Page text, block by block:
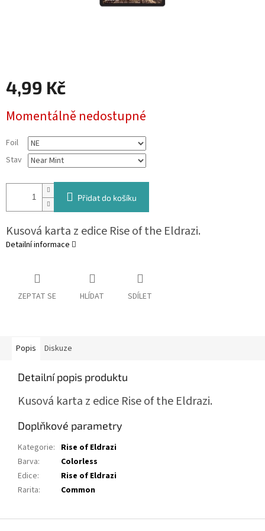
4,99 Kč
cena:
Momentálně nedostupné
Foil
Stav
Přidat do košíku
Kusová karta z edice Rise of the Eldrazi.
Detailní informace
ZEPTAT SE HLÍDAT SDÍLET
Popis Diskuze
Detailní popis produktu
Kusová karta z edice Rise of the Eldrazi.
Doplňkové parametry
Kategorie: Rise of Eldrazi
Barva:
Colorless
Edice:
Rise of Eldrazi
Rarita: Common